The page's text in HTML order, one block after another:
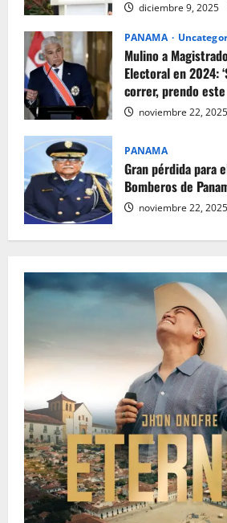
diciembre 9, 2025
PANAMA
Mulino a
Electoral en 2024:
correr, prendo este
noviembre 22, 2025
PANAMA
Gran pérdida para
Bomberos de
noviembre 22, 2025